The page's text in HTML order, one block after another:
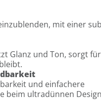
mit einer
Glanz und Ton, sorgt für
und einfachere
beim ultradünnen